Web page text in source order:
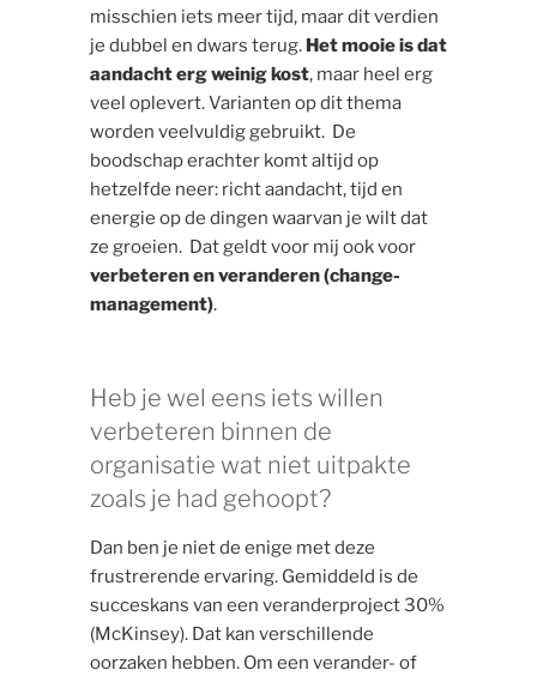
misschien iets meer tijd, maar dit verdien
je dubbel en dwars terug. Het mooie is dat
aandacht erg weinig kost, maar heel erg
veel oplevert. Varianten op dit thema
worden veelvuldig gebruikt. De
boodschap erachter komt altijd op
hetzelfde neer: richt aandacht, tijd en
energie op de dingen waarvan je wilt dat
ze groeien. Dat geldt voor mij ook voor
verbeteren en veranderen (change-
management).
Heb je wel eens iets willen
verbeteren binnen de
organisatie wat niet uitpakte
zoals je had gehoopt?
Dan ben je niet de enige met deze
frustrerende ervaring. Gemiddeld is de
succeskans van een veranderproject 30%
(McKinsey). Dat kan verschillende
oorzaken hebben. Om een verander- of